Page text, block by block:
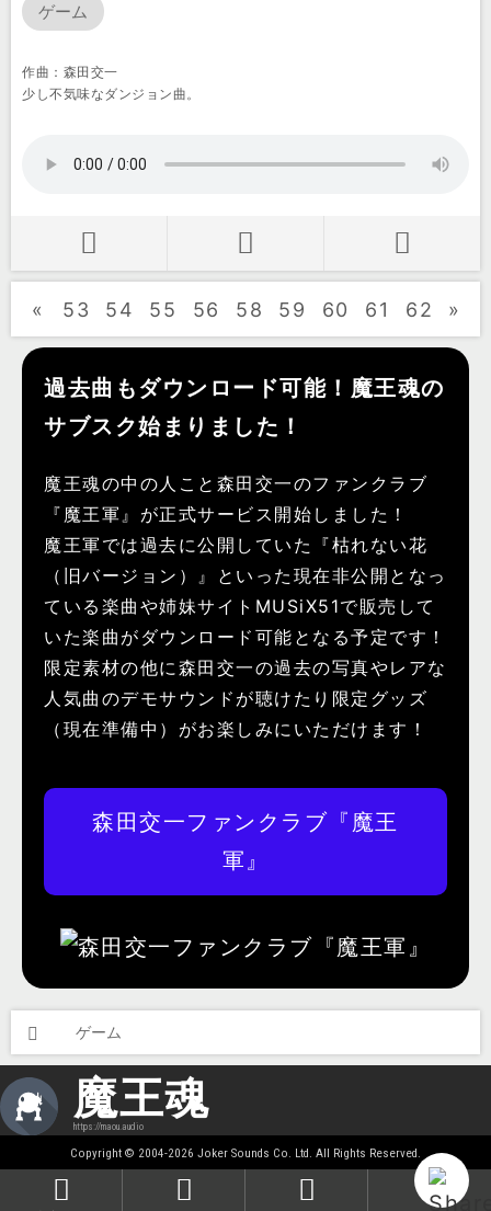
ゲーム
作曲：森田交一
少し不気味なダンジョン曲。
« 53 54 55 56 58 59 60 61 62 »
過去曲もダウンロード可能！魔王魂の
サブスク始まりました！
魔王魂の中の人こと森田交一のファンクラブ
『魔王軍』が正式サービス開始しました！
魔王軍では過去に公開していた『枯れない花
（旧バージョン）』といった現在非公開となっ
ている楽曲や姉妹サイトMUSiX51で販売して
いた楽曲がダウンロード可能となる予定です！
限定素材の他に森田交一の過去の写真やレアな
人気曲のデモサウンドが聴けたり限定グッズ
（現在準備中）がお楽しみにいただけます！
森田交一ファンクラブ『魔王
軍』
ゲーム
魔王魂
https://maou.audio
Copyright © 2004-2026 Joker Sounds Co. Ltd. All Rights Reserved.